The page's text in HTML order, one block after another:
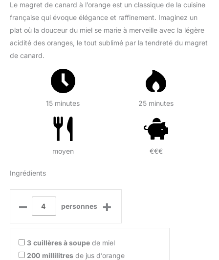
Le magret de canard à l’orange est un classique de la cuisine
française qui évoque élégance et raffinement. Imaginez un
plat où la douceur du miel se marie à merveille avec la légère
acidité des oranges, le tout sublimé par la tendreté du magret
de canard.
15 minutes 25 minutes
moyen €€€
Ingrédients
– personnes +
3 cuillères à soupe de miel
200 millilitres de jus d’orange